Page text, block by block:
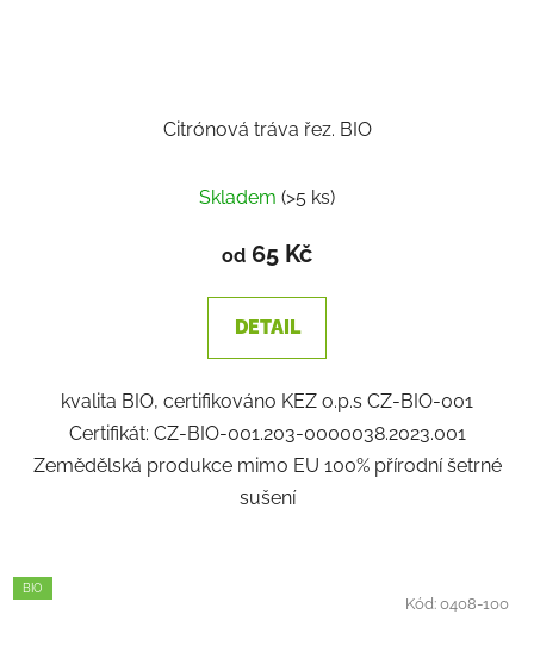
Citrónová tráva řez. BIO
Skladem (>5 ks)
od 65 Kč
DETAIL
kvalita BIO, certifikováno KEZ o.p.s CZ-BIO-001
Certifikát: CZ-BIO-001.203-0000038.2023.001
Zemědělská produkce mimo EU 100% přírodní šetrné
sušení
BIO
Kód:0408-100